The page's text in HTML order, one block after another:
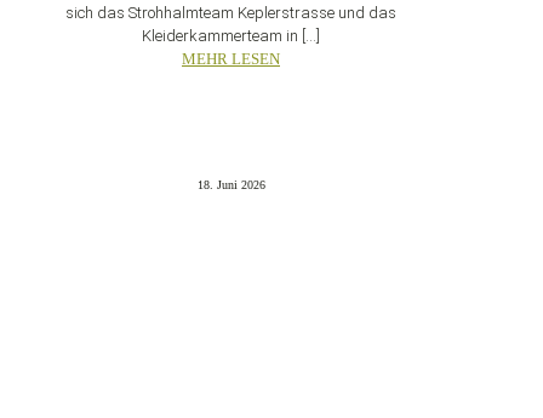
sich das Strohhalmteam Keplerstrasse und das
Kleiderkammerteam in
MEHR LESEN
18. Juni 2026